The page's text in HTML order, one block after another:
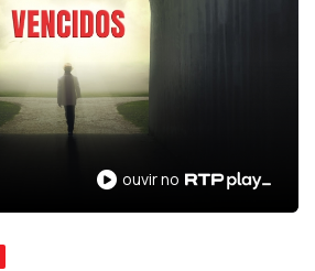
ouvir no